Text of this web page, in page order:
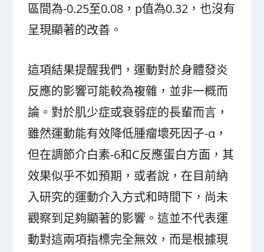
區間為-0.25至0.08，p值為0.32，也沒有
呈現顯著的改善。
這項結果提醒我們，運動對於身體發炎
反應的影響可能較為複雜，並非一概而
論。對於肌少症或衰弱症的長輩而言，
雖然運動能有效降低腫瘤壞死因子-α，
但在調節介白素-6和C反應蛋白方面，其
效果似乎不如預期，或者說，在目前納
入研究的運動介入方式和時間下，尚未
觀察到足夠顯著的影響。這並不代表運
動對這兩項指標完全無效，而是根據現